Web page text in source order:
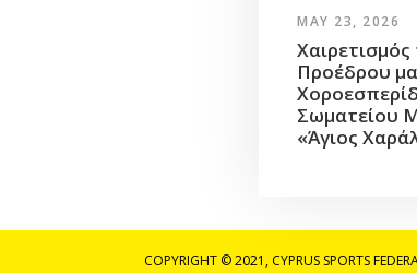
MAY 23, 2026
Χαιρετισμός
Προέδρου
Σωματείου
«Άγιος
COPYRIGHT © 2021, CYPRUS SPORTS